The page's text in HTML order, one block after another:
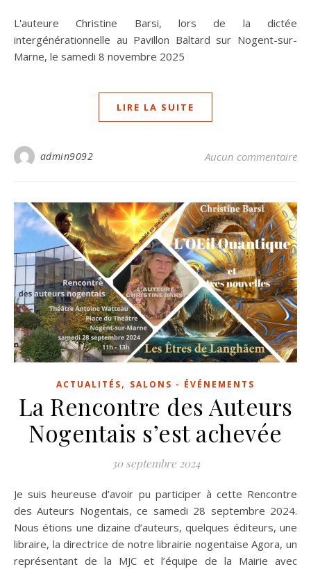
L'auteure Christine Barsi, lors de la dictée
intergénérationnelle au Pavillon Baltard sur Nogent-sur-
Marne, le samedi 8 novembre 2025
LIRE LA SUITE
admin9092 Aucun commentaire
ACTUALITÉS, SALONS - ÉVÉNEMENTS
La Rencontre des Auteurs
Nogentais s’est achevée
30 septembre 2024
Je suis heureuse d’avoir pu participer à cette Rencontre
des Auteurs Nogentais, ce samedi 28 septembre 2024.
Nous étions une dizaine d’auteurs, quelques éditeurs, une
libraire, la directrice de notre librairie nogentaise Agora, un
représentant de la MJC et l’équipe de la Mairie avec